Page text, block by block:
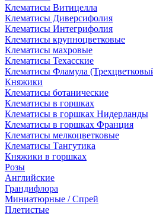
Клематисы Витицелла
Клематисы Диверсифолия
Клематисы Интегрифолия
Клематисы крупноцветковые
Клематисы махровые
Клематисы Техасские
Клематисы Фламула
Княжики
Клематисы ботанические
Клематисы в горшках
Клематисы в горшках Нидерланды
Клематисы в горшках Франция
Клематисы мелкоцветковые
Клематисы Тангутика
Княжики в горшках
Розы
Английские
Грандифлора
Миниатюрные / Спрей
Плетистые